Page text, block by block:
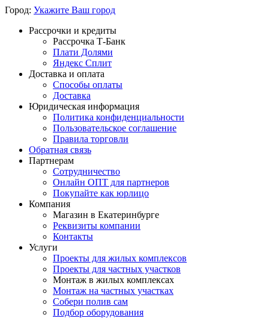
Город: Укажите Ваш город
Рассрочки и кредиты
Рассрочка Т-Банк
Плати Долями
Яндекс Сплит
Доставка и оплата
Способы оплаты
Доставка
Юридическая информация
Политика конфиденциальности
Пользовательское соглашение
Правила торговли
Обратная связь
Партнерам
Сотрудничество
Онлайн ОПТ для партнеров
Покупайте как юрлицо
Компания
Магазин в Екатеринбурге
Реквизиты компании
Контакты
Услуги
Проекты для жилых комплексов
Проекты для частных участков
Монтаж в жилых комплексах
Монтаж на частных участках
Собери полив сам
Подбор оборудования